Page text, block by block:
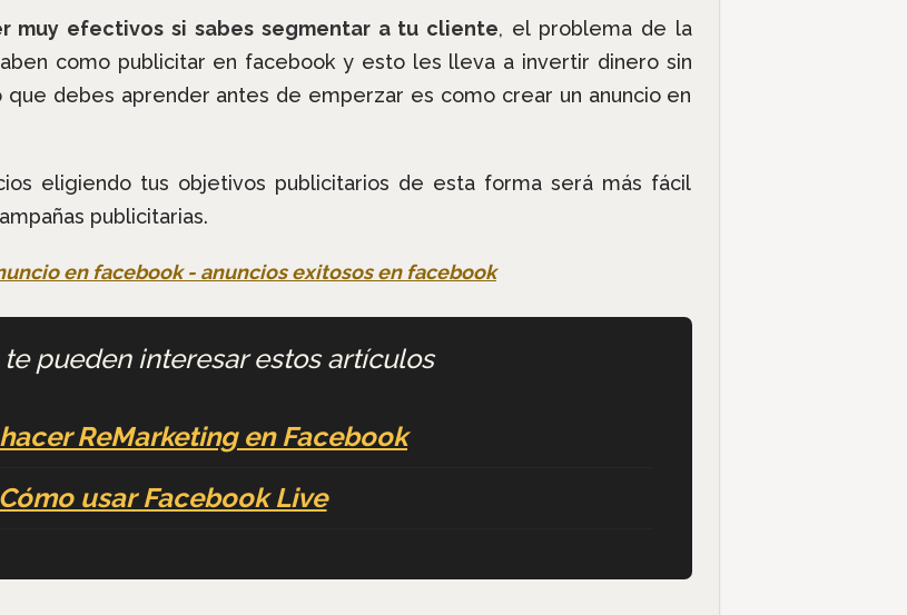
muy efectivos si sabes segmentar a tu cliente, el problema de la
como publicitar en facebook y esto les lleva a invertir dinero sin
debes aprender antes de emperzar es como crear un anuncio en
eligiendo tus objetivos publicitarios de esta forma será más fácil
publicitarias.
te pueden interesar estos artículos
ReMarketing en Facebook
Cómo usar Facebook Live